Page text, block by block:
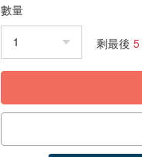
數量
剩最後 5